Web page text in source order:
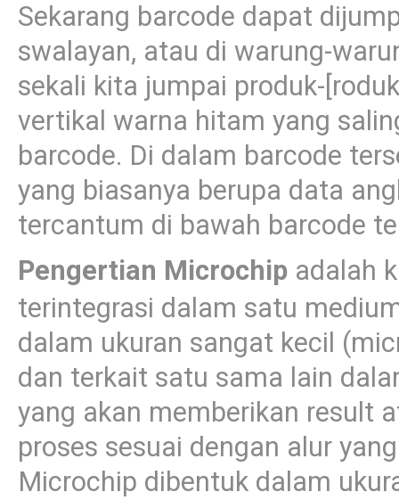
Sekarang barcode dapat
swalayan, atau di warung-
sekali kita jumpai produk-
vertikal warna hitam yang
barcode. Di dalam barcode
yang biasanya berupa data
tercantum di bawah barcode
Pengertian Microchip adalah
terintegrasi dalam satu
dalam ukuran sangat kecil
dan terkait satu sama lain
yang akan memberikan result
proses sesuai dengan alur
Microchip dibentuk dalam